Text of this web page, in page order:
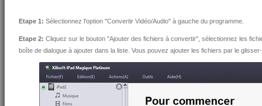
Etape 1: Sélectionnez l'option "Convertir Vidéo/Audio" à gauche du programme.
Etape 2: Cliquez sur le bouton "Ajouter des fichiers à convertir", sélectionnez les
boîte de dialogue à ajouter dans la liste. Vous pouvez ajouter les fichiers par le